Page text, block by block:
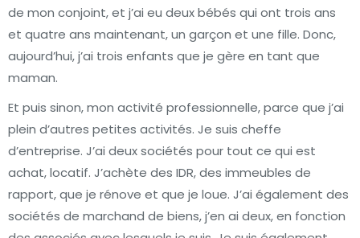
de mon conjoint, et j’ai eu deux bébés qui ont trois ans
et quatre ans maintenant, un garçon et une fille. Donc,
aujourd’hui, j’ai trois enfants que je gère en tant que
maman.
Et puis sinon, mon activité professionnelle, parce que j’ai
plein d’autres petites activités. Je suis cheffe
d’entreprise. J’ai deux sociétés pour tout ce qui est
achat, locatif. J’achète des IDR, des immeubles de
rapport, que je rénove et que je loue. J’ai également des
sociétés de marchand de biens, j’en ai deux, en fonction